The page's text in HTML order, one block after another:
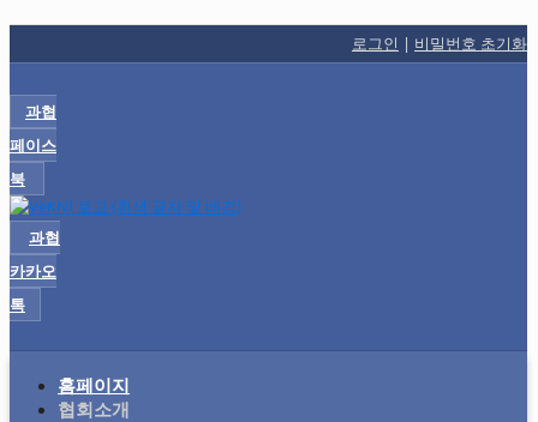
로그인 | 비밀번호 초기화
과협
페이스
북
과협
카카오
톡
홈페이지
협회소개